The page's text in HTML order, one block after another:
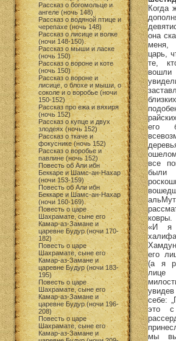
Рассказ о богомольце и
ангеле (ночь 148)
Рассказ о водяной птице и
черепахе (ночь 148)
Рассказ о лисице и волке
(ночи 148-150)
Рассказ о мыши и ласке
(ночь 150)
Рассказ о вороне и коте
(ночь 150)
Рассказ о вороне и
лисице, о блохе и мыши, о
соколе и о воробье (ночи
150-152)
Рассказ про ежа и вяхиря
(ночь 152)
Рассказ о купце и двух
злодеях (ночь 152)
Рассказ о ткаче и
фокуснике (ночь 152)
Рассказ о воробье и
павлине (ночь 152)
Повесть об Али ибн
Беккаре и Шамс-ан-Нахар
(ночи 153-159)
Повесть об Али ибн
Беккаре и Шамс-ан-Нахар
(ночи 160-169)
Повесть о царе
Шахрамате, сыне его
Камар-аз-Замане и
царевне Будур (ночи 170-
182)
Повесть о царе
Шахрамате, сыне его
Камар-аз-Замане и
царевне Будур (ночи 183-
195)
Повесть о царе
Шахрамате, сыне его
Камар-аз-Замане и
царевне Будур (ночи 196-
208)
Повесть о царе
Шахрамате, сыне его
Камар-аз-Замане и
Когда
она
меня,
царь,
те,
его
все
ковры.
«И я
его
(а я
себе:
это
мы